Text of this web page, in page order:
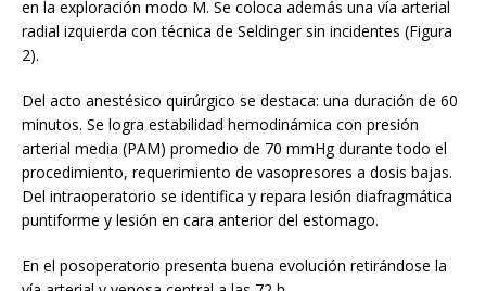
en la exploración modo M. Se coloca además una vía arterial
radial izquierda con técnica de Seldinger sin incidentes (Figura
2).
Del acto anestésico quirúrgico se destaca: una duración de 60
minutos. Se logra estabilidad hemodinámica con presión
arterial media (PAM) promedio de 70 mmHg durante todo el
procedimiento, requerimiento de vasopresores a dosis bajas.
Del intraoperatorio se identifica y repara lesión diafragmática
puntiforme y lesión en cara anterior del estomago.
En el posoperatorio presenta buena evolución retirándose la